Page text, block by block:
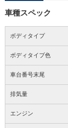
車種スペック
ボディタイプ
ボディタイプ色
車台番号末尾
排気量
エンジン